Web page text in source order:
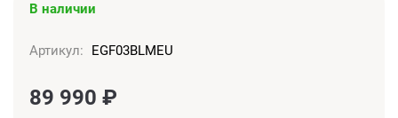
В наличии
Артикул: EGF03BLMEU
89 990 ₽